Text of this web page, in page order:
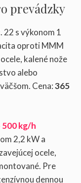
prevádzky
22 s výkonom 1
oproti MMM
kalené nože
alebo
Cena:365
500 kg/h
2,2 kW a
ocele,
Pre
dennou